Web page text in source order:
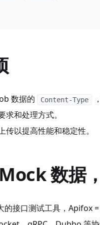
数据的 Content-Type
和处理方式。
以提高性能和稳定性。
数据
接口测试工具，Apifox